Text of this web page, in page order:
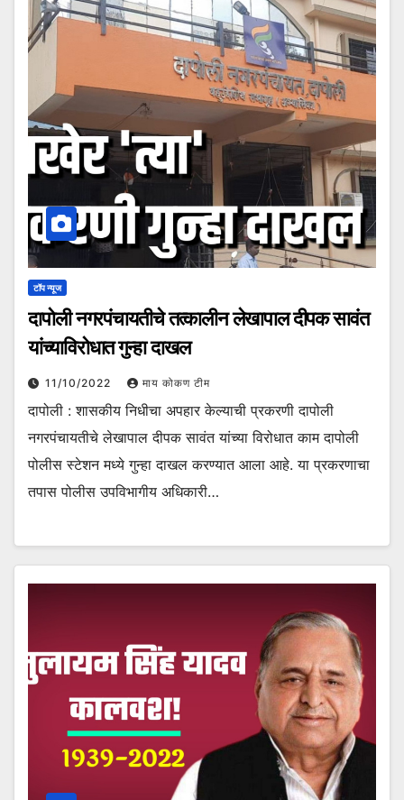
टॉप न्यूज
दापोली नगरपंचायतीचे तत्कालीन लेखापाल दीपक सावंत
यांच्याविरोधात गुन्हा दाखल
11/10/2022 माय कोकण टीम
दापोली : शासकीय निधीचा अपहार केल्याची प्रकरणी दापोली
नगरपंचायतीचे लेखापाल दीपक सावंत यांच्या विरोधात काम दापोली
पोलीस स्टेशन मध्ये गुन्हा दाखल करण्यात आला आहे. या प्रकरणाचा
तपास पोलीस उपविभागीय अधिकारी…